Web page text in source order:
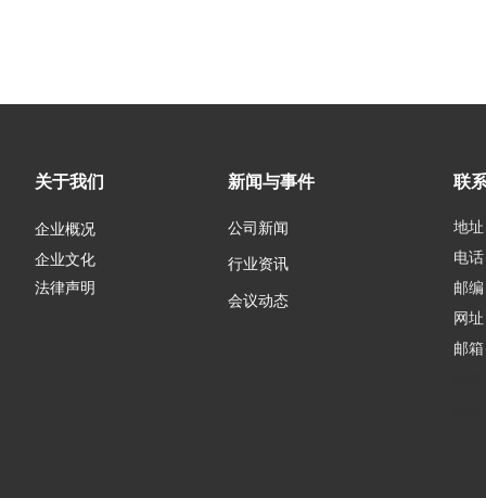
新闻与事件 联
地
电
邮
网
邮
关于我们
企业概况
企业文化
公司新闻
行业资讯
会议动态
法律声明